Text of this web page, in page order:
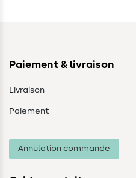
Paiement & livraison
Livraison
Paiement
Annulation commande